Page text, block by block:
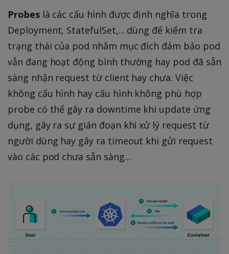
Probeslà các cấu hình được định nghĩa trong
Deployment, StatefulSet,... dùng để kiểm tra
trạng thái của pod nhằm mục đích đảm bảo pod
vẫn đang hoạt động bình thường hay pod đã sẵn
sàng nhận request từ client hay chưa. Việc
không cấu hình hay cấu hình không phù hợp
probe có thể gây ra downtime khi update ứng
dụng, gây ra sự gián đoạn khi xử lý request từ
người dùng hay gây ra timeout khi gửi request
vào các pod chưa sẵn sàng...